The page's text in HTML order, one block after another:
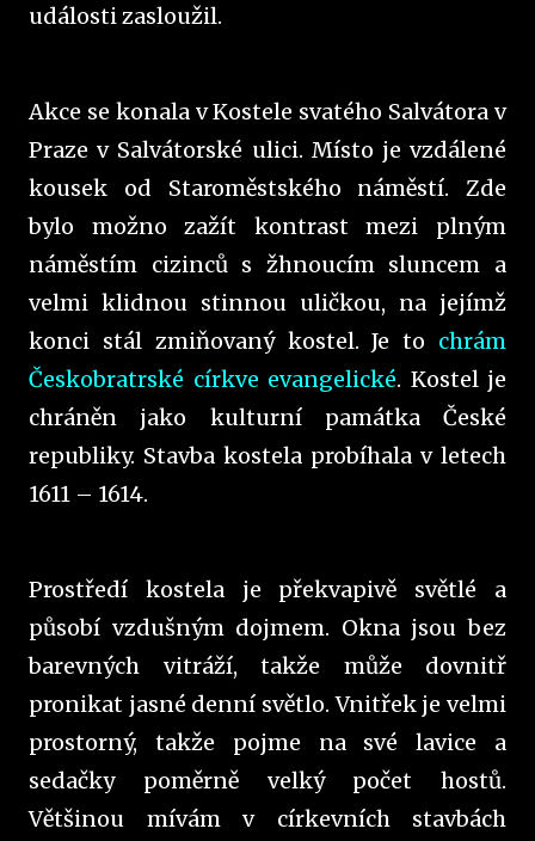
události zasloužil.
Akce se konala v Kostele svatého Salvátora v
Praze v Salvátorské ulici. Místo je vzdálené
kousek od Staroměstského náměstí. Zde
bylo možno zažít kontrast mezi plným
náměstím cizinců s žhnoucím sluncem a
velmi klidnou stinnou uličkou, na jejímž
konci stál zmiňovaný kostel. Je to chrám
Českobratrské církve evangelické. Kostel je
chráněn jako kulturní památka České
republiky. Stavba kostela probíhala v letech
1611 – 1614.
Prostředí kostela je překvapivě světlé a
působí vzdušným dojmem. Okna jsou bez
barevných vitráží, takže může dovnitř
pronikat jasné denní světlo. Vnitřek je velmi
prostorný, takže pojme na své lavice a
sedačky poměrně velký počet hostů.
Většinou mívám v církevních stavbách